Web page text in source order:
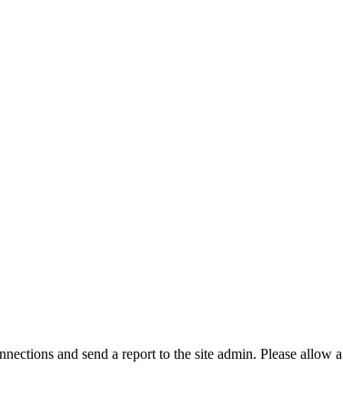
and send a report to the site admin. Please allow